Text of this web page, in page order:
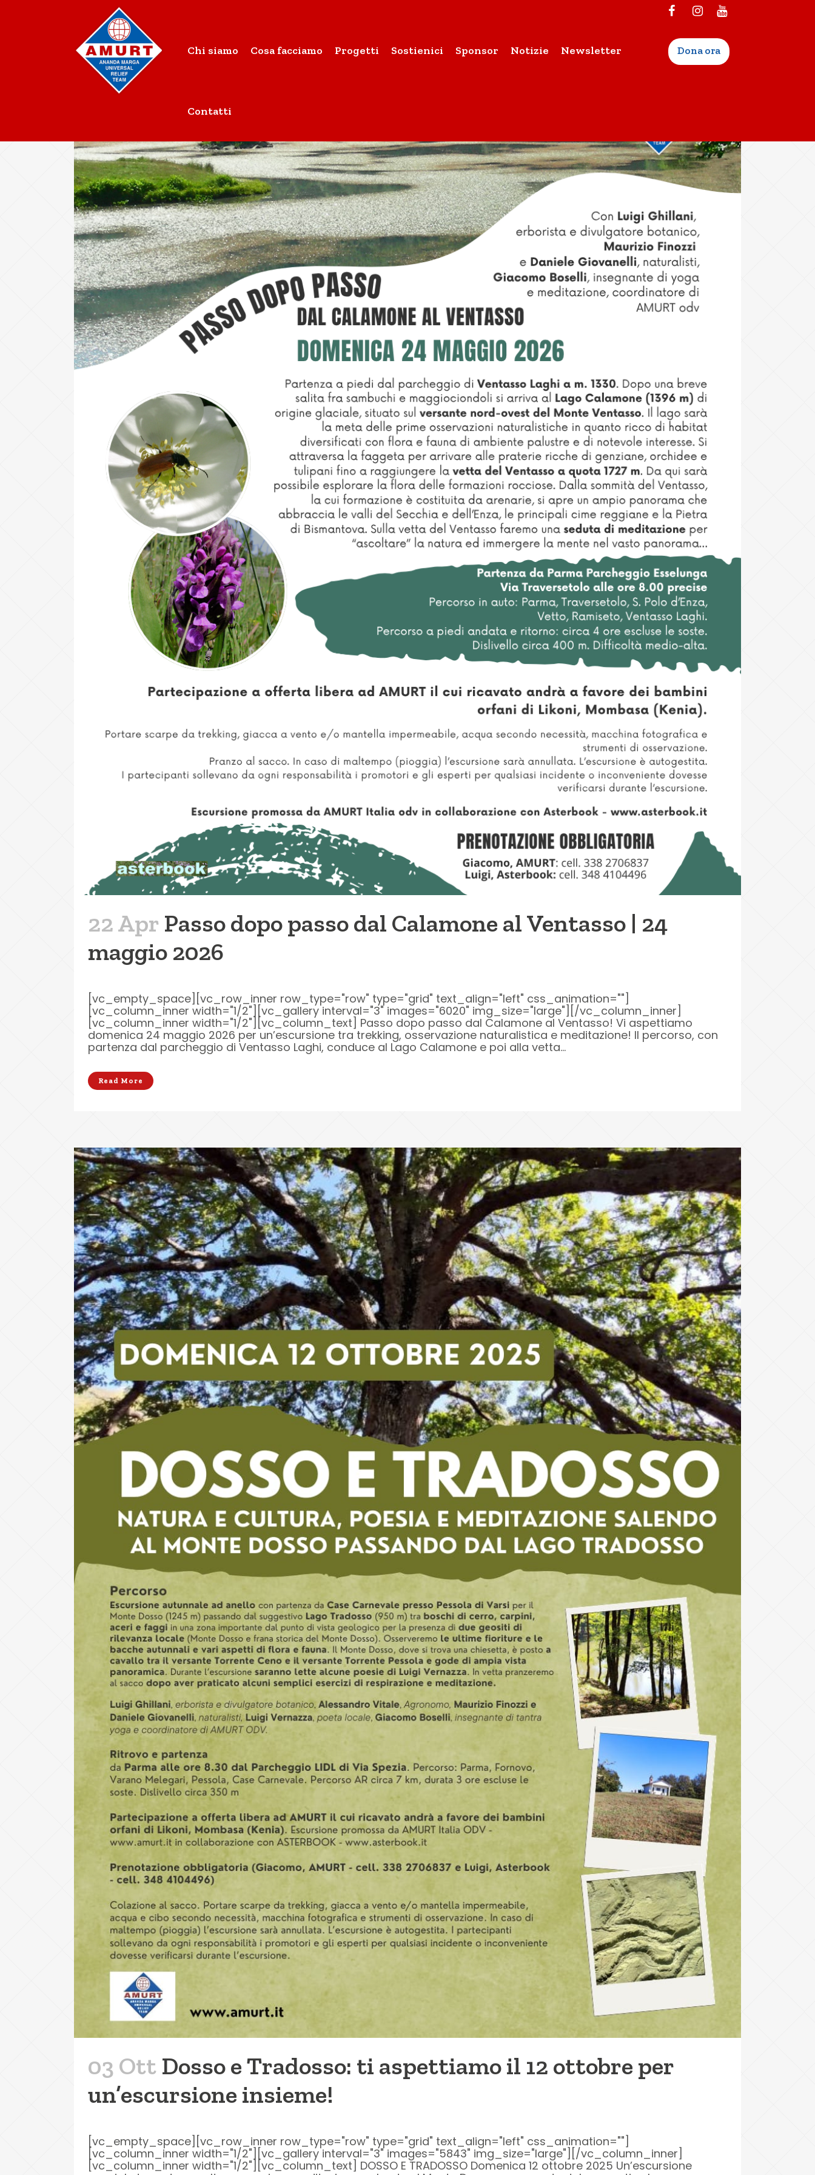
Chi siamo Cosa facciamo Progetti Sostienici Sponsor Notizie Newsletter
Contatti
Dona ora
22 Apr Passo dopo passo dal Calamone al Ventasso | 24
maggio 2026
[vc_empty_space][vc_row_inner row_type="row" type="grid" text_align="left" css_animation=""]
[vc_column_inner width="1/2"][vc_gallery interval="3" images="6020" img_size="large"][/vc_column_inner]
[vc_column_inner width="1/2"][vc_column_text] Passo dopo passo dal Calamone al Ventasso! Vi aspettiamo
domenica 24 maggio 2026 per un’escursione tra trekking, osservazione naturalistica e meditazione! Il percorso, con
partenza dal parcheggio di Ventasso Laghi, conduce al Lago Calamone e poi alla vetta...
Read More
03 Ott Dosso e Tradosso: ti aspettiamo il 12 ottobre per
un’escursione insieme!
[vc_empty_space][vc_row_inner row_type="row" type="grid" text_align="left" css_animation=""]
[vc_column_inner width="1/2"][vc_gallery interval="3" images="5843" img_size="large"][/vc_column_inner]
[vc_column_inner width="1/2"][vc_column_text] DOSSO E TRADOSSO Domenica 12 ottobre 2025 Un’escursione